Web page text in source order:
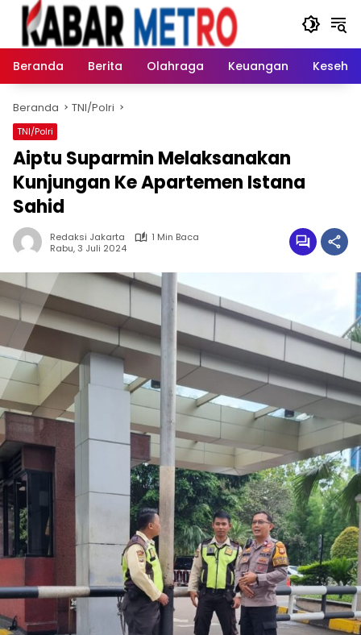
Langsung
konten
Beranda
Berita Olahraga Keuangan
Beranda TNI/Polri
TNI/Polri
Aiptu Suparmin Melaksanakan
Kunjungan Ke Apartemen Istana
Sahid
Redaksi Jakarta
1 Min Baca
Rabu, 3 Juli 2024